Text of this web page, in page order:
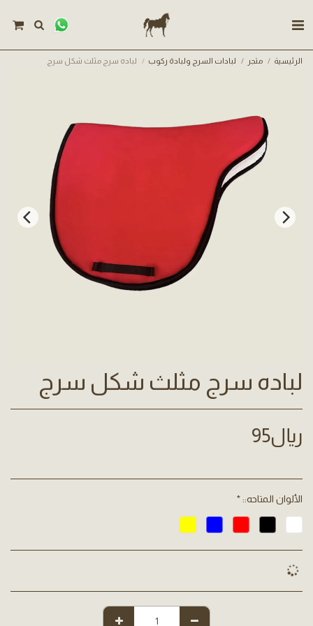
الرئيسية متجر لبادات السرج ولبادة ركوب لباده سرج مثلث شكل سرج
لباده سرج مثلث شكل سرج
﷼95
الألوان المتاحه::*